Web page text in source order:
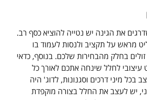
את הגינה יש נטייה להוציא כסף רב.
מראש על תקציב ולנסות לעמוד בו
בחלק מהבחירות שלכם. בנוסף, כדאי
לחלל שינחה אתכם לאורך כל
מיני דרכים וסגנונות, לדוג' היה
יש לעצב את החלל בצורה מוקפדת